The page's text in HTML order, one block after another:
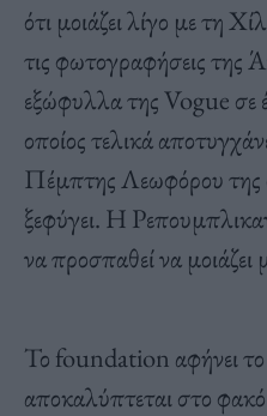
ότι μοιάζει λίγο με τη
τις φωτογραφήσεις της
εξώφυλλα της Vogue
οποίος τελικά
Πέμπτης Λεωφόρου της
ξεφύγει. Η
να προσπαθεί να μοιάζει
Το foundation αφήνει
αποκαλύπτεται στο